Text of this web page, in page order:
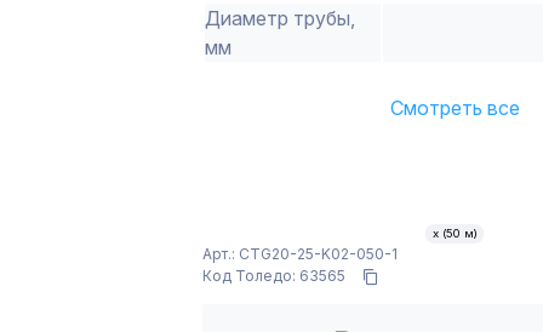
Диаметр трубы,
мм
Смотреть все
Арт.: CTG20-25-K02-050-1
Код Толедо: 63565
х (50 м)